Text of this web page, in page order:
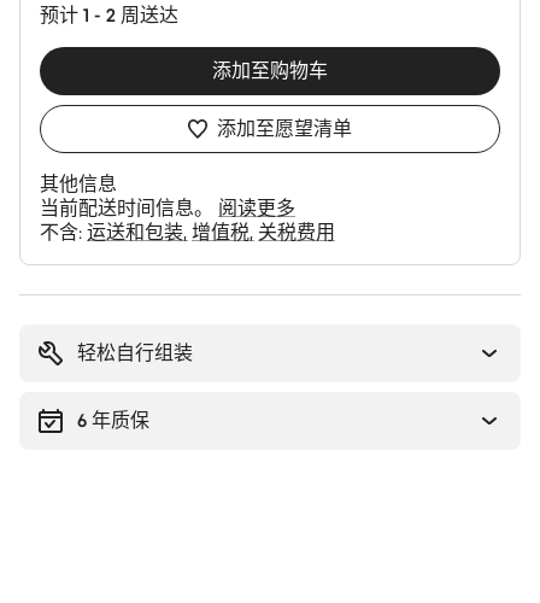
预计 1 - 2 周送达
添加至购物车
添加至愿望清单
其他信息
当前配送时间信息。 阅读更多
不含: 运送和包装 增值税 关税费用
轻松自行组装
6 年质保